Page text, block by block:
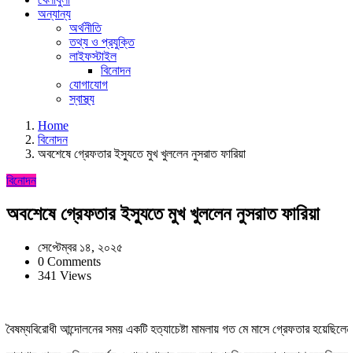
অন্যান্য
অর্থনীতি
তথ্য ও প্রযুক্তি
লাইফস্টাইল
বিনোদন
যোগাযোগ
স্বাস্থ্য
Home
বিনোদন
অবশেষে গ্রেফতার ইস্যুতে মুখ খুললেন নুসরাত ফারিয়া
বিনোদন
অবশেষে গ্রেফতার ইস্যুতে মুখ খুললেন নুসরাত ফারিয়া
সেপ্টেম্বর ১৪, ২০২৫
0 Comments
341 Views
বৈষম্যবিরোধী আন্দোলনের সময় একটি হত্যাচেষ্টা মামলায় গত মে মাসে গ্রেফতার